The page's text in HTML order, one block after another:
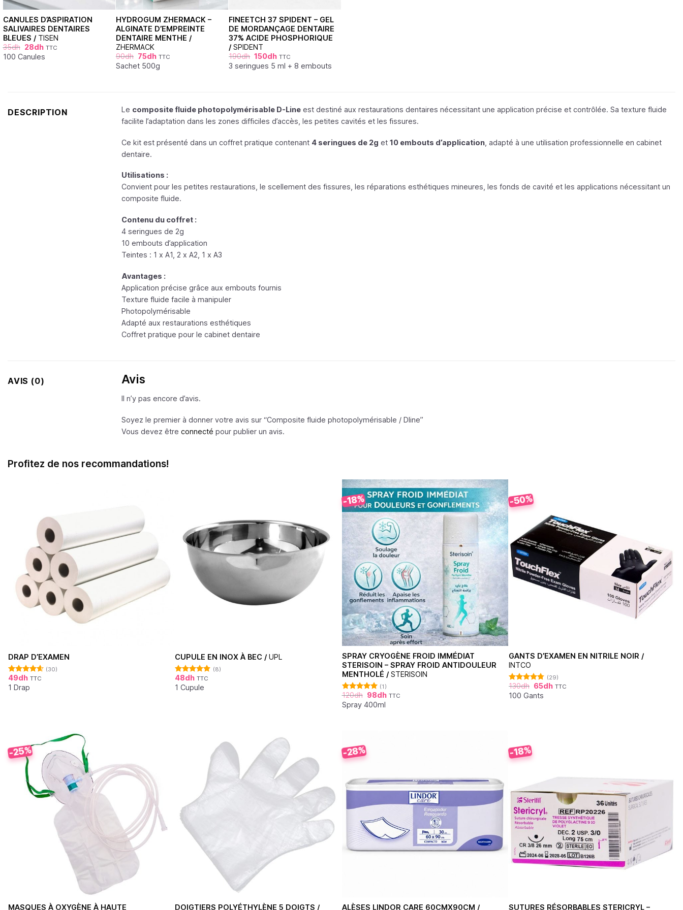
CANULES D’ASPIRATION
SALIVAIRES DENTAIRES
BLEUES / TISEN
35dh 28dh TTC
100 Canules
HYDROGUM ZHERMACK –
ALGINATE D’EMPREINTE
DENTAIRE MENTHE /
ZHERMACK
90dh 75dh TTC
Sachet 500g
FINEETCH 37 SPIDENT – GEL
DE MORDANÇAGE DENTAIRE
37% ACIDE PHOSPHORIQUE
/SPIDENT
190dh 150dh TTC
3 seringues 5 ml + 8 embouts
DESCRIPTION Le composite fluide photopolymérisable D-Line est destiné aux restaurations dentaires nécessitant une application précise et contrôlée. Sa texture fluide
facilite l’adaptation dans les zones difficiles d’accès, les petites cavités et les fissures.
Ce kit est présenté dans un coffret pratique contenant 4 seringues de 2g et 10 embouts d’application , adapté à une utilisation professionnelle en cabinet
dentaire.
Utilisations :
Convient pour les petites restaurations, le scellement des fissures, les réparations esthétiques mineures, les fonds de cavité et les applications nécessitant un
composite fluide.
Contenu du coffret :
4 seringues de 2g
10 embouts d’application
Teintes : 1 x A1, 2 x A2, 1 x A3
Avantages :
Application précise grâce aux embouts fournis
Texture fluide facile à manipuler
Photopolymérisable
Adapté aux restaurations esthétiques
Coffret pratique pour le cabinet dentaire
AVIS (0) Avis
Il n’y pas encore d’avis.
Soyez le premier à donner votre avis sur “Composite fluide photopolymérisable / Dline”
Vous devez être connecté pour publier un avis.
Profitez de nos recommandations!
DRAP D’EXAMEN
Note4.62
sur 5
(30)
49dh TTC
1 Drap
CUPULE EN INOX À BEC / UPL
Note4.88
sur 5
(8)
48dh TTC
1 Cupule
-18%
SPRAY CRYOGÈNE FROID IMMÉDIAT
STERISOIN – SPRAY FROID ANTIDOULEUR
MENTHOLÉ / STERISOIN
Note5.00
sur 5
(1)
120dh 98dh TTC
Spray 400ml
-50%
GANTS D’EXAMEN EN NITRILE NOIR /
INTCO
Note4.76
sur 5
(29)
130dh 65dh TTC
100 Gants
-25%
MASQUES À OXYGÈNE À HAUTE
DOIGTIERS POLYÉTHYLÈNE 5 DOIGTS /
-28%
ALÈSES LINDOR CARE 60CMX90CM /
-18%
SUTURES RÉSORBABLES STERICRYL –